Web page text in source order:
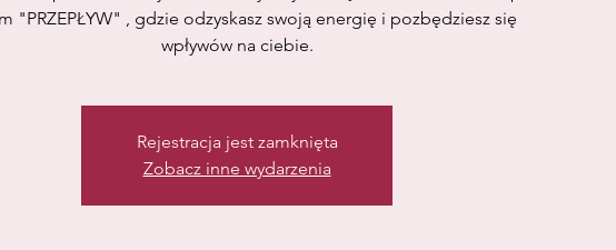
"PRZEPŁYW" , gdzie odzyskasz swoją energię i pozbędziesz się
wpływów na ciebie.
Rejestracja jest zamknięta
Zobacz inne wydarzenia